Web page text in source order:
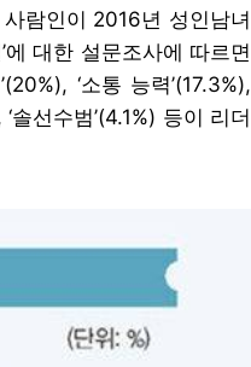
람인이 2016년 성인남녀
대한 설문조사에 따르면
‘소통 능력’(17.3%),
‘솔선수범’(4.1%) 등이 리더